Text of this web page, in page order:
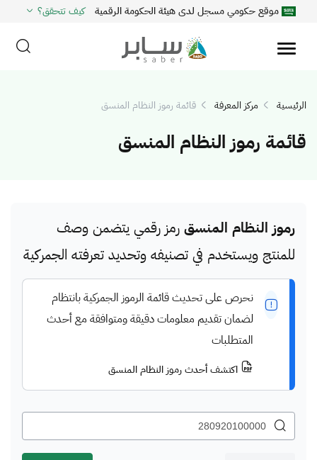
موقع حكومي مسجل لدى هيئة الحكومة الرقمية كيف تتحقق؟
الرئيسية مركز المعرفة قائمة رموز النظام المنسق
قائمة رموز النظام المنسق
رموز النظام المنسق رمز رقمي يتضمن وصف
للمنتج ويستخدم في تصنيفه وتحديد تعرفته الجمركية
نحرص على تحديث قائمة الرموز الجمركية بانتظام
لضمان تقديم معلومات دقيقة ومتوافقة مع أحدث
المتطلبات
اكتشف أحدث رموز النظام المنسق